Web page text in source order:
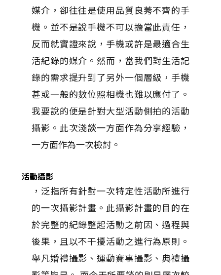
媒介，卻往往是使用品質良莠不齊的手
機。並不是說手機不可以擔當此責任，
反而就實證來說，手機或許是最適合生
活紀錄的媒介。然而，當我們對生活記
錄的需求提升到了另外一個層級，手機
甚或一般的數位照相機也難以應付了。
我要說的便是針對大型活動側拍的活動
攝影。此次淺談一方面作為分享經驗，
一方面作為一次檢討。
活動攝影
，泛指所有針對一次特定性活動所進行
的一次攝影計畫。此攝影計畫的目的在
於完整的紀錄整起活動之前因、過程與
後果，且以不干擾活動之進行為原則。
舉凡婚禮攝影、運動賽事攝影、典禮攝